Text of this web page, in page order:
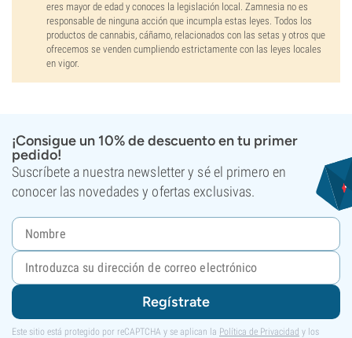
eres mayor de edad y conoces la legislación local. Zamnesia no es
responsable de ninguna acción que incumpla estas leyes. Todos los
productos de cannabis, cáñamo, relacionados con las setas y otros que
ofrecemos se venden cumpliendo estrictamente con las leyes locales
en vigor.
¡Consigue un 10% de descuento en tu primer
pedido!
Suscríbete a nuestra newsletter y sé el primero en
conocer las novedades y ofertas exclusivas.
Regístrate
Este sitio está protegido por reCAPTCHA y se aplican la Política de Privacidad y los